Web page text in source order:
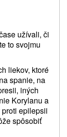
užívali, či
tosvojmu
liekov, ktoré
spanie, na
, iných
Korylanu a
epilepsii
spôsobiť